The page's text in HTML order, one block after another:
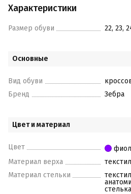
Характеристики
Размер обуви 22, 23,
Основные
Вид обуви
Бренд
Зебра
Цвет и материал
Цвет
Материал верха
Материал стельки
стелька